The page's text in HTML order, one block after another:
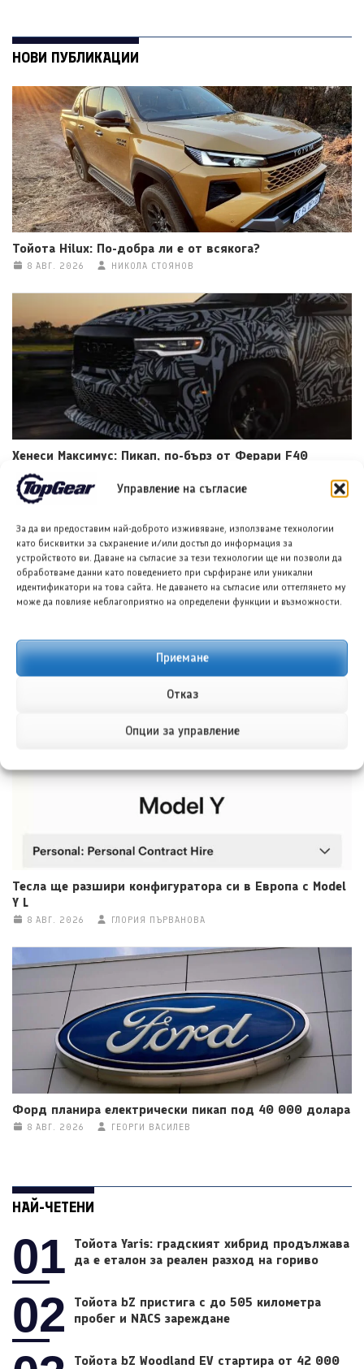
Управление на съгласие
За да ви предоставим най-доброто изживяване, използваме технологии
като бисквитки за съхранение и/или достъп до информация за
устройството ви. Даване на съгласие за тези технологии ще ни позволи да
обработваме данни като поведението при сърфиране или уникални
идентификатори на това сайта. Не даването на съгласие или оттеглянето му
може да повлияе неблагоприятно на определени функции и възможности.
Приемане
Отказ
Опции за управление
НОВИ ПУБЛИКАЦИИ
Тойота Hilux: По-добра ли е от всякога?
8 АВГ. 2026 НИКОЛА СТОЯНОВ
Хенеси Максимус: Пикап, по-бърз от Ферари F40
8 АВГ. 2026
Тойота bZ4X – разумен избор за електрически
всъдеход
НИКОЛА СТОЯНОВ
Тесла ще разшири конфигуратора си в Европа с Model
Y L
8 АВГ. 2026 ГЛОРИЯ ПЪРВАНОВА
Форд планира електрически пикап под 40 000 долара
8 АВГ. 2026 ГЕОРГИ ВАСИЛЕВ
НАЙ-ЧЕТЕНИ
01
Тойота Yaris: градският хибрид продължава
да е еталон за реален разход на гориво
02
Тойота bZ пристига с до 505 километра
пробег и NACS зареждане
Тойота bZ Woodland EV стартира от 42 000